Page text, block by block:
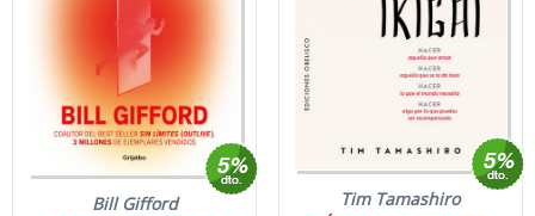
Bill Gifford Tim Tamashiro